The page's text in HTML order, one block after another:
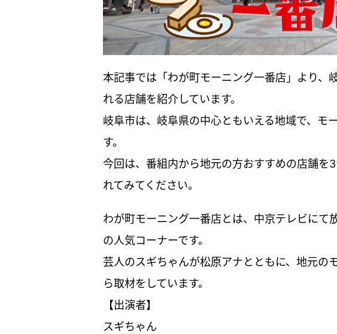
本記事では「わが町モーニング一番店」より、
れる店舗を紹介しています。
岐阜市は、岐阜県の中心ともいえる地域で、モ
す。
今回は、番組内から地元の方おすすめの店舗を
れてみてください。
わが町モーニング一番店とは、中京テレビにて
の人気コーナーです。
芸人のスギちゃんが松原アナとともに、地元の
ら取材をしています。
【出演者】
スギちゃん